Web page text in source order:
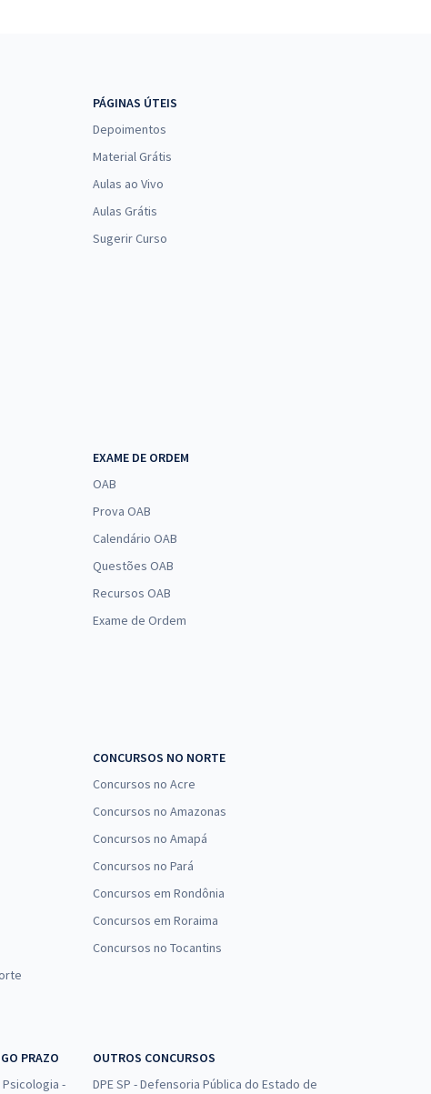
PÁGINAS ÚTEIS
Depoimentos
Material Grátis
Aulas ao Vivo
Aulas Grátis
Sugerir Curso
EXAME DE ORDEM
OAB
Prova OAB
Calendário OAB
Questões OAB
Recursos OAB
Exame de Ordem
CONCURSOS NO NORTE
Concursos no Acre
Concursos no Amazonas
Concursos no Amapá
Concursos no Pará
Concursos em Rondônia
Concursos em Roraima
Concursos no Tocantins
PRAZO
Psicologia -
OUTROS CONCURSOS
DPE SP - Defensoria Pública do Estado de